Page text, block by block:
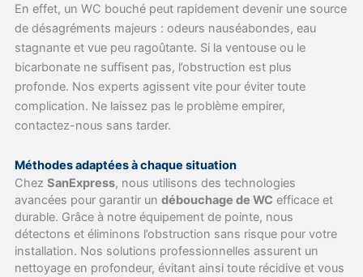
En effet, un WC bouché peut rapidement devenir une source
de désagréments majeurs : odeurs nauséabondes, eau
stagnante et vue peu ragoûtante. Si la ventouse ou le
bicarbonate ne suffisent pas, l’obstruction est plus
profonde. Nos experts agissent vite pour éviter toute
complication. Ne laissez pas le problème empirer,
contactez-nous sans tarder.
Méthodes adaptées à chaque situation
Chez SanExpress, nous utilisons des technologies
avancées pour garantir un débouchage de WC efficace et
durable. Grâce à notre équipement de pointe, nous
détectons et éliminons l’obstruction sans risque pour votre
installation. Nos solutions professionnelles assurent un
nettoyage en profondeur, évitant ainsi toute récidive et vous